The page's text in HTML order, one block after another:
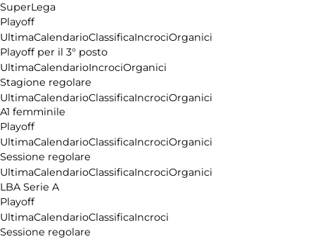
SuperLega
Playoff
UltimaCalendarioClassificaIncrociOrganici
Playoff per il 3° posto
UltimaCalendarioIncrociOrganici
Stagione regolare
UltimaCalendarioClassificaIncrociOrganici
A1 femminile
Playoff
UltimaCalendarioClassificaIncrociOrganici
Sessione regolare
UltimaCalendarioClassificaIncrociOrganici
LBA Serie A
Playoff
UltimaCalendarioClassificaIncroci
Sessione regolare